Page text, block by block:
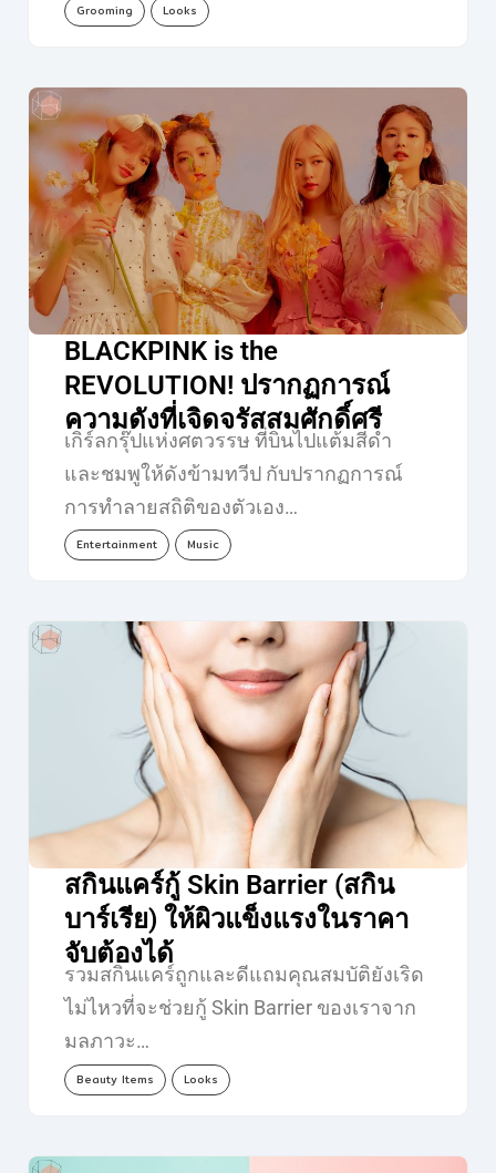
Grooming Looks
BLACKPINK is the
REVOLUTION! ปรากฏการณ์
ความดังที่เจิดจรัสสมศักดิ์ศรี
เกิร์ลกรุ๊ปแห่งศตวรรษ ที่บินไปแต้มสีดำ
และชมพูให้ดังข้ามทวีป กับปรากฏการณ์
การทำลายสถิติของตัวเอง…
Entertainment Music
สกินแคร์กู้ Skin Barrier (สกิน
บาร์เรีย) ให้ผิวแข็งแรงในราคา
จับต้องได้
รวมสกินแคร์ถูกและดีแถมคุณสมบัติยังเริด
ไม่ไหวที่จะช่วยกู้ Skin Barrier ของเราจาก
มลภาวะ…
Beauty Items Looks